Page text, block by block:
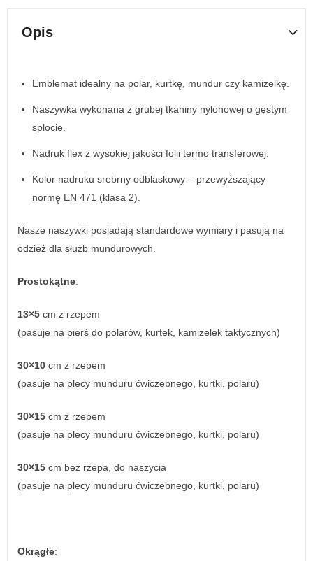
Opis
Emblemat idealny na polar, kurtkę, mundur czy kamizelkę.
Naszywka wykonana z grubej tkaniny nylonowej o gęstym
splocie.
Nadruk flex z wysokiej jakości folii termo transferowej.
Kolor nadruku srebrny odblaskowy – przewyższający
normę EN 471 (klasa 2).
Nasze naszywki posiadają standardowe wymiary i pasują na
odzież dla służb mundurowych.
Prostokątne:
13×5 cm z rzepem
(pasuje na pierś do polarów, kurtek, kamizelek taktycznych)
30×10 cm z rzepem
(pasuje na plecy munduru ćwiczebnego, kurtki, polaru)
30×15 cm z rzepem
(pasuje na plecy munduru ćwiczebnego, kurtki, polaru)
30×15 cm bez rzepa, do naszycia
(pasuje na plecy munduru ćwiczebnego, kurtki, polaru)
Okrągłe: